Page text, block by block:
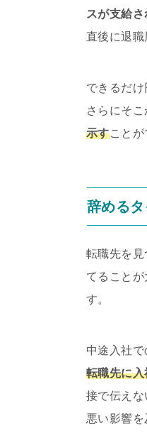
スが支給さ
直後に退職
できるだ
さらにそ
示すことが
辞める
転職先を
てることが
す。
中途入社
転職先に
接で伝え
悪い影響を